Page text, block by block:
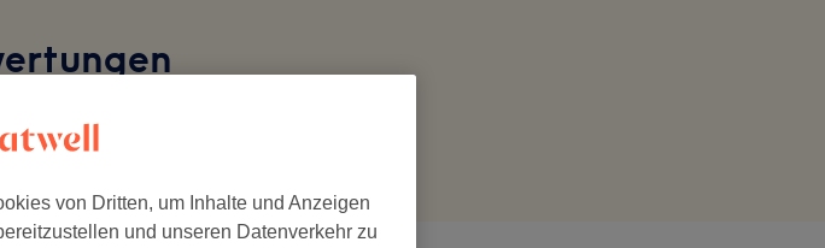
von Dritten, um Inhalte und Anzeigen
und unseren Datenverkehr zu